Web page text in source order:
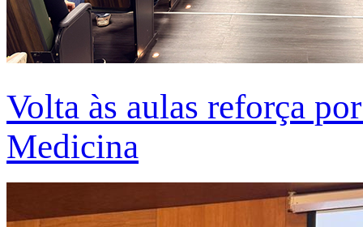
Volta às aulas reforça
Medicina